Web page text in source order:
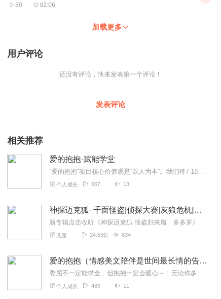
80 02:06
加载更多
用户评论
还没有评论，快来发表第一个评论！
发表评论
相关推荐
爱的抱抱·赋能学堂
“爱的抱抱”项目核心价值观是“以人为本”。我们将7-18岁的困境儿童按照年龄段和需求，开展分层服务；以“陪伴”“扶志”“赋能”为帮扶目标。通过开展情绪认知、复原...
个人成长 667 13
神探迈克狐· 千面怪盗|侦探大赛|灰狼危机|多多罗
新专辑点击收听《神探迈克狐·怪盗归来篇｜多多罗》！！！>>>点击进入主播橱窗购买《神探迈克狐》系列图书吧!<<<多多罗故事【点击前往】收听多多罗其他好玩有趣的故...
儿童 24.63亿 834
爱的抱抱（情感美文陪伴是世间最长情的告白，只有真心
委屈不一定能求全，但抱抱一定会暖心～！无论你多么不善表达，不擅言语，多给家人一个大大温暖的抱抱吧！出门前拥抱亲吻，上街时的牵手相伴，爱意就像浅浅细流，慢慢地流入...
个人成长 483 11